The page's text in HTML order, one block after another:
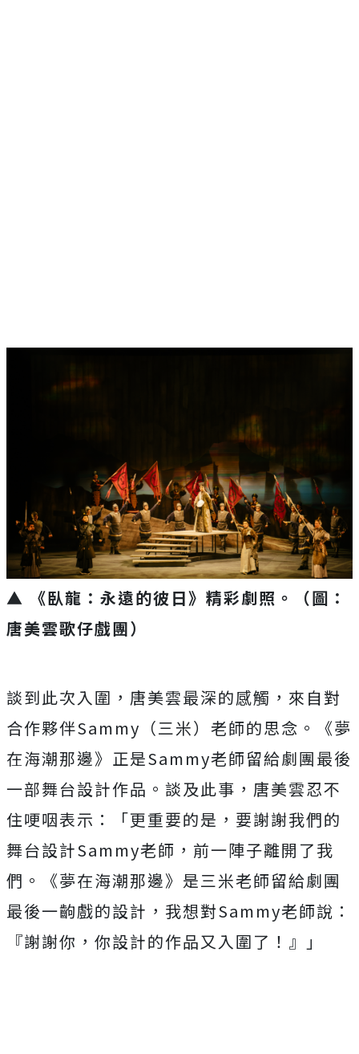
▲ 《臥龍：永遠的彼日》精彩劇照。（圖：
唐美雲歌仔戲團）
談到此次入圍，唐美雲最深的感觸，來自對
合作夥伴Sammy（三米）老師的思念。《夢
在海潮那邊》正是Sammy老師留給劇團最後
一部舞台設計作品。談及此事，唐美雲忍不
住哽咽表示：「更重要的是，要謝謝我們的
舞台設計Sammy老師，前一陣子離開了我
們。《夢在海潮那邊》是三米老師留給劇團
最後一齣戲的設計，我想對Sammy老師說：
『謝謝你，你設計的作品又入圍了！』」